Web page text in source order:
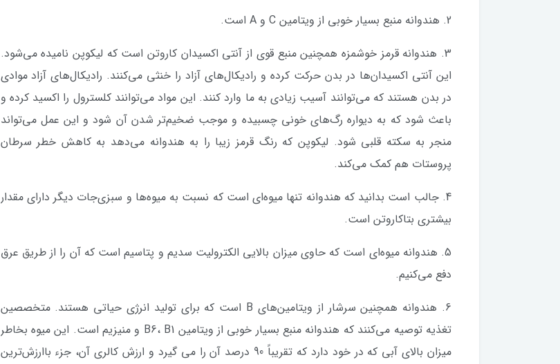
2. هندوانه منبع بسیار خوبی از ویتامین C و A است.
3. هندوانه قرمز خوشمزه همچنین منبع قوی از آنتی ‌اکسیدان کاروتن است که لیکوپن نامیده می‌شود.
این آنتی‌ اکسیدان‌ها در بدن حرکت کرده و رادیکال‌های آزاد را خنثی می‌کنند. رادیکال‌های آزاد موادی
در بدن هستند که می‌توانند آسیب زیادی به ما وارد کنند. این مواد می‌توانند کلسترول را اکسید کرده و
باعث شود که به دیواره رگ‌‌های خونی چسبیده و موجب ضخیم‌تر شدن آن شود و این عمل می‌تواند
منجر به سکته قلبی شود. لیکوپن که رنگ قرمز زیبا را به هندوانه می‌دهد به کاهش خطر سرطان
پروستات هم کمک می‌کند.
4. جالب است بدانید که هندوانه تنها میوه‌‌ای است که نسبت به میوه‌ها و سبزی‌جات دیگر دارای مقدار
بیشتری بتاکاروتن است.
5. هندوانه میوه‌‌ای است که حاوی میزان بالایی الکترولیت سدیم و پتاسیم است که آن را از طریق عرق
دفع می‌کنیم.
6. هندوانه همچنین سرشار از ویتامین‌های B است که برای تولید انرژی حیاتی هستند. متخصصین
تغذیه توصیه می‌کنند که هندوانه منبع بسیار خوبی از ویتامین B6، B1 و منیزیم است. این میوه بخاطر
میزان بالای آبی که در خود دارد که تقریباً 90 درصد آن را می گیرد و ارزش کالری آن، جزء باارزش‌ترین